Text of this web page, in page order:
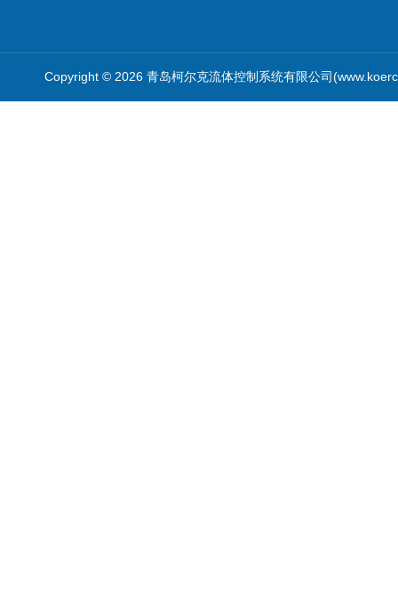
Copyright © 2026 青岛柯尔克流体控制系统有限公司